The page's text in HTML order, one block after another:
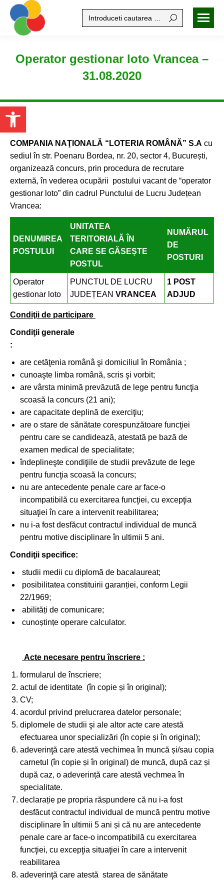
Open toolbar
Search:
Operator gestionar loto Vrancea –
31.08.2020
COMPANIA NAŢIONALĂ “LOTERIA ROMÂNĂ” S.A cu
sediul în str. Poenaru Bordea, nr. 20, sector 4, București,
organizează concurs, prin procedura de recrutare
externă, în vederea ocupării postului vacant de “operator
gestionar loto” din cadrul Punctului de Lucru Județean
Vrancea:
DENUMIREA
POSTULUI
UNITATEA
TERITORIALĂ ÎN
CARE SE GĂSEȘTE
POSTUL
NUMĂRUL
DE
POSTURI
Operator
gestionar loto
PUNCTUL DE LUCRU
JUDEȚEAN VRANCEA
1 POST
ADJUD
Condiţii de participare
Condiţii generale
:
are cetăţenia românâ şi domiciliul în România ;
cunoaşte limba română, scris şi vorbit;
are vârsta minimă prevăzută de lege pentru funcţia
scoasă la concurs (21 ani);
are capacitate deplină de exerciţiu;
are o stare de sănătate corespunzătoare funcţiei
pentru care se candidează, atestată pe bază de
examen medical de specialitate;
îndeplineşte condiţiile de studii prevăzute de lege
pentru funcţia scoasă la concurs;
nu are antecedente penale care ar face-o
incompatibilă cu exercitarea funcţiei, cu excepţia
situaţiei în care a intervenit reabilitarea;
nu i-a fost desfăcut contractul individual de muncă
pentru motive disciplinare în ultimii 5 ani.
Condiţii specifice:
studii medii cu diplomă de bacalaureat;
posibilitatea constituirii garanției, conform Legii
22/1969;
abilități de comunicare;
cunoștințe operare calculator.
Acte necesare pentru înscriere :
formularul de înscriere;
actul de identitate (în copie și în original);
CV;
acordul privind prelucrarea datelor personale;
diplomele de studii şi ale altor acte care atestă
efectuarea unor specializări (în copie și în original);
adeverinţă care atestă vechimea în muncă și/sau copia
carnetul (în copie și în original) de muncă, după caz și
după caz, o adeverință care atestă vechmea în
specialitate.
declarație pe propria răspundere că nu i-a fost
desfăcut contractul individual de muncă pentru motive
disciplinare în ultimii 5 ani și că nu are antecedente
penale care ar face-o incompatibilă cu exercitarea
funcţiei, cu excepţia situaţiei în care a intervenit
reabilitarea
adeverinţă care atestă starea de sănătate